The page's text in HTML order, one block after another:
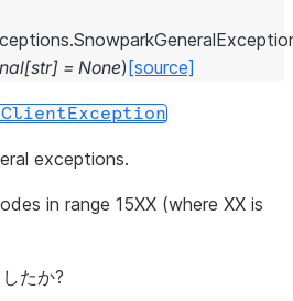
[str] = None) [source]
exceptions.
in range 15XX (where XX is
たか?